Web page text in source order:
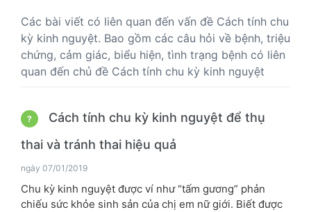
Các bài viết có liên quan đến vấn đề Cách tính chu
kỳ kinh nguyệt. Bao gồm các câu hỏi về bệnh, triệu
chứng, cảm giác, biểu hiện, tình trạng bệnh có liên
quan đến chủ đề Cách tính chu kỳ kinh nguyệt
?
Cách tính chu kỳ kinh nguyệt để thụ
thai và tránh thai hiệu quả
ngày 07/01/2019
Chu kỳ kinh nguyệt được ví như “tấm gương” phản
chiếu sức khỏe sinh sản của chị em nữ giới. Biết được